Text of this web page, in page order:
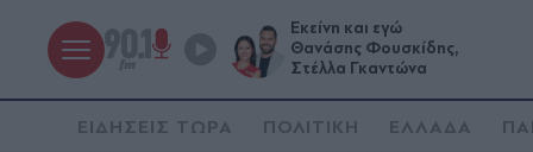
Εκείνη και εγώ
Θανάσης Φουσκίδης,
Στέλλα Γκαντώνα
ΕΙΔΗΣΕΙΣ ΤΩΡΑ ΠΟΛΙΤΙΚΗ ΕΛΛΑΔΑ